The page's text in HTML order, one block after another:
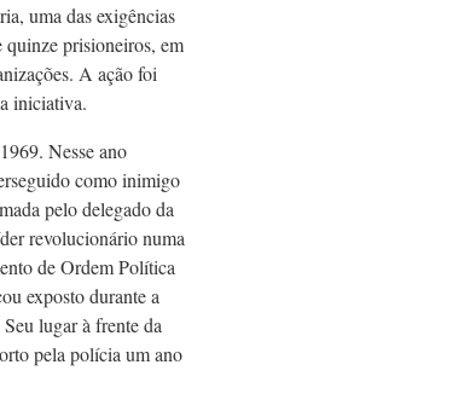
uma das exigências
prisioneiros, em
A ação foi
iniciativa.
Nesse ano
como inimigo
pelo delegado da
revolucionário numa
de Ordem Política
exposto durante a
lugar à frente da
pela polícia um ano